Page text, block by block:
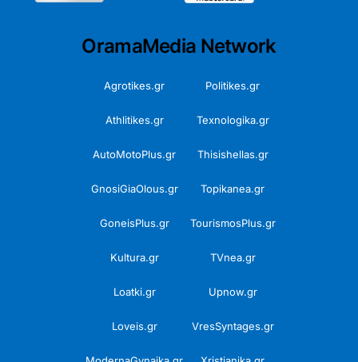
OramaMedia Network
Agrotikes.gr Politikes.gr
Athlitikes.gr Texnologika.gr
AutoMotoPlus.gr Thisishellas.gr
GnosiGiaOlous.gr Topikanea.gr
GoneisPlus.gr TourismosPlus.gr
Kultura.gr TVnea.gr
Loatki.gr Upnow.gr
Loveis.gr VresSyntages.gr